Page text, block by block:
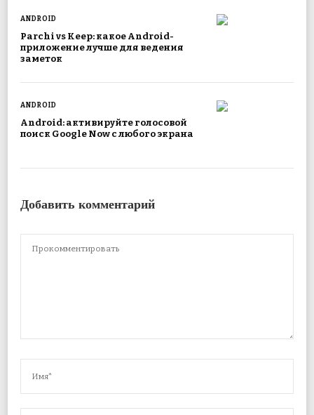
ANDROID
Parchi vs Keep: какое Android-
приложение лучше для ведения
заметок
ANDROID
Android: активируйте голосовой
поиск Google Now с любого экрана
Добавить комментарий